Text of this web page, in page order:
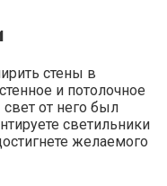
стены в
и потолочное
от него был
светильники
желаемого